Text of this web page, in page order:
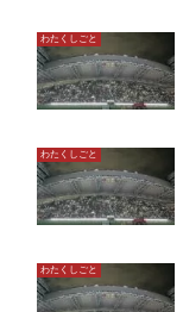
わたくしごと
わたくしごと
わたくしごと